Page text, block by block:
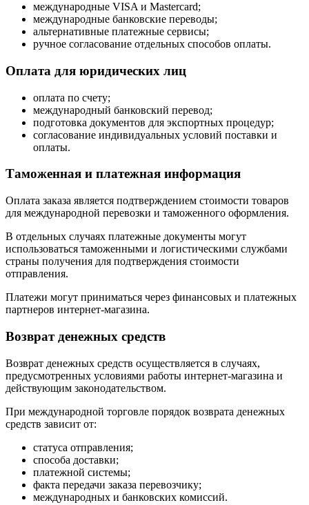
международные VISA и Mastercard;
международные банковские переводы;
альтернативные платежные сервисы;
ручное согласование отдельных способов оплаты.
Оплата для юридических лиц
оплата по счету;
международный банковский перевод;
подготовка документов для экспортных процедур;
согласование индивидуальных условий поставки и
оплаты.
Таможенная и платежная информация
Оплата заказа является подтверждением стоимости товаров
для международной перевозки и таможенного оформления.
В отдельных случаях платежные документы могут
использоваться таможенными и логистическими службами
страны получения для подтверждения стоимости
отправления.
Платежи могут приниматься через финансовых и платежных
партнеров интернет-магазина.
Возврат денежных средств
Возврат денежных средств осуществляется в случаях,
предусмотренных условиями работы интернет-магазина и
действующим законодательством.
При международной торговле порядок возврата денежных
средств зависит от:
статуса отправления;
способа доставки;
платежной системы;
факта передачи заказа перевозчику;
международных и банковских комиссий.